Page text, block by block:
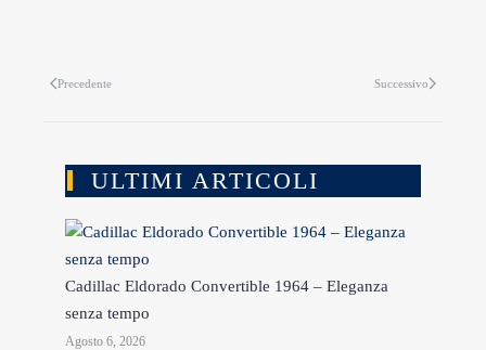
Precedente Successivo
ULTIMI ARTICOLI
Cadillac Eldorado Convertible 1964 – Eleganza
senza tempo
Agosto 6, 2026